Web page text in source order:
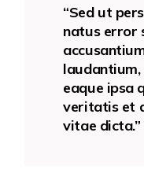
“Sed ut
natus error
eaque ipsa
veritatis et
vitae dicta.”